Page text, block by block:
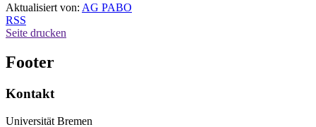
Aktualisiert von: AG PABO
RSS
Seite drucken
Footer
Kontakt
Universität Bremen